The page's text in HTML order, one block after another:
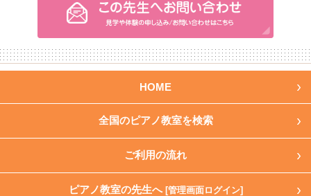
HOME
全国のピアノ教室を検索
ご利用の流れ
ピアノ教室の先生へ [管理画面ログイン]